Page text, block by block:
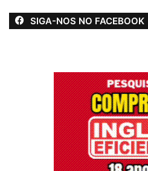
SIGA-NOS NO FACEBOOK